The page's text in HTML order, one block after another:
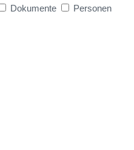
Dokumente Personen